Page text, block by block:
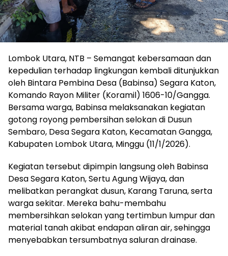
Lombok Utara, NTB – Semangat kebersamaan dan
kepedulian terhadap lingkungan kembali ditunjukkan
oleh Bintara Pembina Desa (Babinsa) Segara Katon,
Komando Rayon Militer (Koramil) 1606-10/Gangga.
Bersama warga, Babinsa melaksanakan kegiatan
gotong royong pembersihan selokan di Dusun
Sembaro, Desa Segara Katon, Kecamatan Gangga,
Kabupaten Lombok Utara, Minggu (11/1/2026).
Kegiatan tersebut dipimpin langsung oleh Babinsa
Desa Segara Katon, Sertu Agung Wijaya, dan
melibatkan perangkat dusun, Karang Taruna, serta
warga sekitar. Mereka bahu-membahu
membersihkan selokan yang tertimbun lumpur dan
material tanah akibat endapan aliran air, sehingga
menyebabkan tersumbatnya saluran drainase.